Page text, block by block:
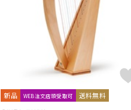
新品 WEB注文店頭受取可 送料無料